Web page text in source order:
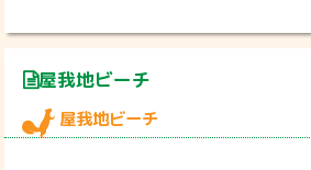
屋我地ビーチ
屋我地ビーチ